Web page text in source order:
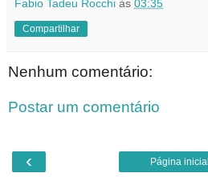
Fabio Tadeu Rocchi às 03:35
Compartilhar
Nenhum comentário:
Postar um comentário
‹ Página inicial